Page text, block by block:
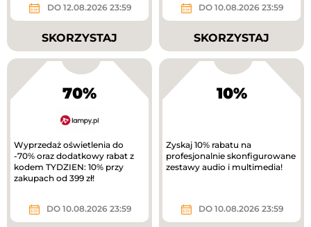
DO 12.08.2026 23:59
SKORZYSTAJ
DO 10.08.2026 23:59
SKORZYSTAJ
70%
Wyprzedaż oświetlenia do
-70% oraz dodatkowy rabat z
kodem TYDZIEN: 10% przy
zakupach od 399 zł!
DO 10.08.2026 23:59
10%
Zyskaj 10% rabatu na
profesjonalnie skonfigurowane
zestawy audio i multimedia!
DO 10.08.2026 23:59